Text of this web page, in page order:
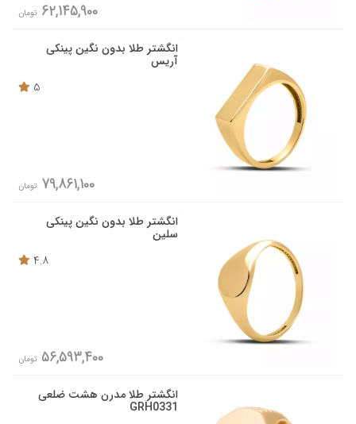
62,145,900 تومان
انگشتر طلا بدون نگین پینکی
آریس
5
79,861,100 تومان
انگشتر طلا بدون نگین پینکی
سلین
4.8
56,593,400 تومان
انگشتر طلا مدرن هشت ضلعی
GRH0331